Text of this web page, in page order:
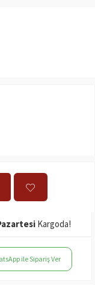
Kargoda!
ile Sipariş Ver